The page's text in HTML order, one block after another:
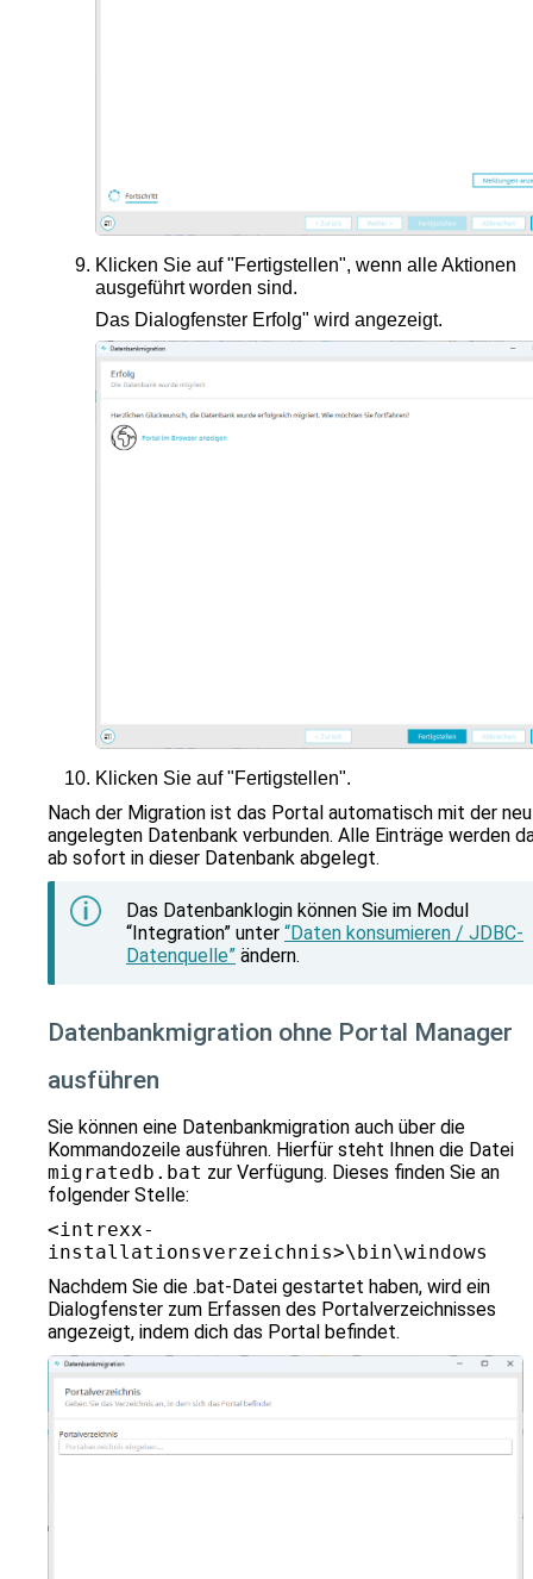
Klicken Sie auf "Fertigstellen", wenn alle Aktionen
ausgeführt worden sind.
Das Dialogfenster Erfolg" wird angezeigt.
Klicken Sie auf "Fertigstellen".
Nach der Migration ist das Portal automatisch mit der neu
angelegten Datenbank verbunden. Alle Einträge werden
ab sofort in dieser Datenbank abgelegt.
Das Datenbanklogin können Sie im Modul
“Integration” unter “Daten konsumieren / JDBC-
Datenquelle” ändern.
Datenbankmigration ohne Portal Manager
ausführen
Sie können eine Datenbankmigration auch über die
Kommandozeile ausführen. Hierfür steht Ihnen die Datei
migratedb.bat zur Verfügung. Dieses finden Sie an
folgender Stelle:
<intrexx-
installationsverzeichnis>\bin\windows
Nachdem Sie die .bat-Datei gestartet haben, wird ein
Dialogfenster zum Erfassen des Portalverzeichnisses
angezeigt, indem dich das Portal befindet.